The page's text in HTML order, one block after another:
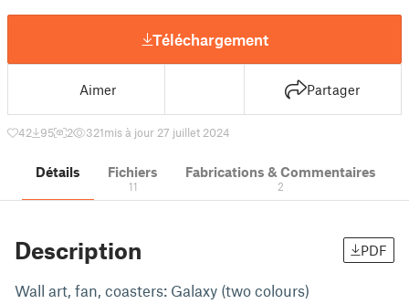
Téléchargement
Aimer Partager
42 95 2 321mis à jour 27 juillet 2024
Détails Fichiers
11
Fabrications & Commentaires
2
Description PDF
Wall art, fan, coasters: Galaxy (two colours)